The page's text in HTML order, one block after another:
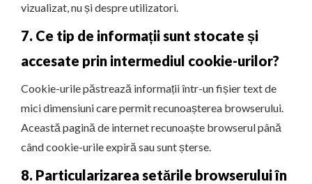
vizualizat, nu și despre utilizatori.
7. Ce tip de informații sunt stocate și
accesate prin intermediul cookie-urilor?
Cookie-urile păstrează informații într-un fișier text de
mici dimensiuni care permit recunoașterea browserului.
Această pagină de internet recunoaște browserul până
când cookie-urile expiră sau sunt șterse.
8. Particularizarea setările browserului în